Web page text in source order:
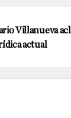
Villanueva
actual